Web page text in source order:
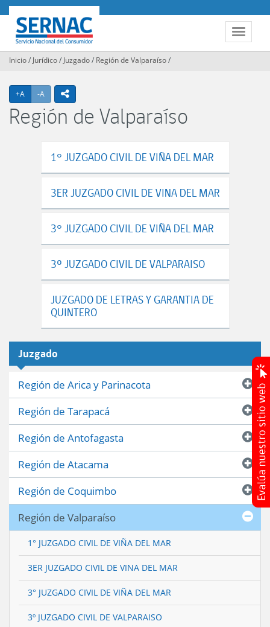
Contenido
principal
Toggle
SERNAC
Inicio/ Jurídico/ Juzgado/ Región de Valparaíso/
+A Agrandar texto
-A Achicar textoicono compartir
Región de Valparaíso
1° JUZGADO CIVIL DE VIÑA DEL MAR
3ER JUZGADO CIVIL DE VINA DEL MAR
3° JUZGADO CIVIL DE VIÑA DEL MAR
3º JUZGADO CIVIL DE VALPARAISO
JUZGADO DE LETRAS Y GARANTIA DE
QUINTERO
Juzgado
Región de Arica y Parinacota
Región de Tarapacá
Región de Antofagasta
Región de Atacama
Región de Coquimbo
Región de Valparaíso
1° JUZGADO CIVIL DE VIÑA DEL MAR
3ER JUZGADO CIVIL DE VINA DEL MAR
3° JUZGADO CIVIL DE VIÑA DEL MAR
3º JUZGADO CIVIL DE VALPARAISO